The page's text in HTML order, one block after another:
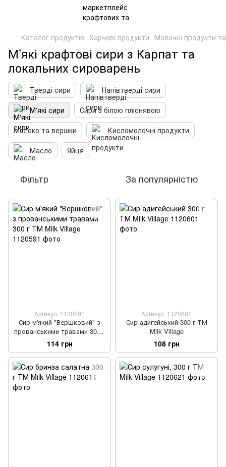
Каталог продуктів Харчові продукти Молочні продукти
М’які крафтові сири з Карпат та
локальних сироварень
Тверді сири
Напівтверді сири
М'які сири
Сири з білою пліснявою
Молоко та вершки
Кисломолочні продукти
Масло
Яйця
Фільтр За популярністю
Артикул: 1120591
Сир м'який "Вершковий" з
прованськими травами 300 г
ТМ Milk Village
114 грн
Артикул: 1120601
Сир адигейський 300 г ТМ
Milk Village
108 грн